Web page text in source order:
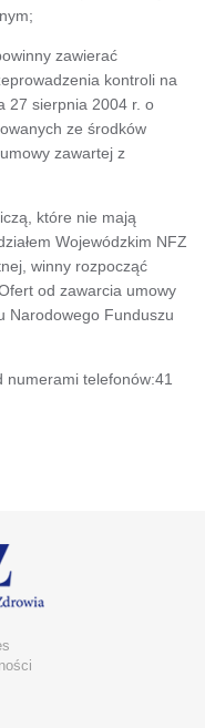
zawierać
kontroli na
27 sierpnia 2004 r. o
ze środków
zawartej z
które nie mają
Wojewódzkim NFZ
winny rozpocząć
od zawarcia umowy
Narodowego Funduszu
telefonów:41